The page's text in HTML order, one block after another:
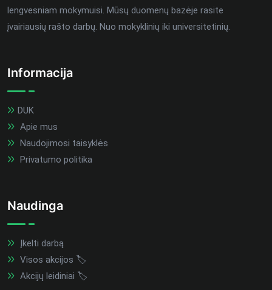
lengvesniam mokymuisi. Mūsų duomenų bazėje rasite
įvairiausių rašto darbų. Nuo mokyklinių iki universitetinių.
Informacija
DUK
Apie mus
Naudojimosi taisyklės
Privatumo politika
Naudinga
Įkelti darbą
Visos akcijos 🏷️
Akcijų leidiniai 🏷️